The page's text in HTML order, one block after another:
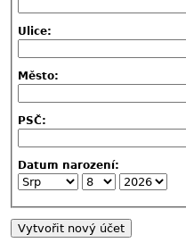
Ulice:
Město:
PSČ:
Datum narození: